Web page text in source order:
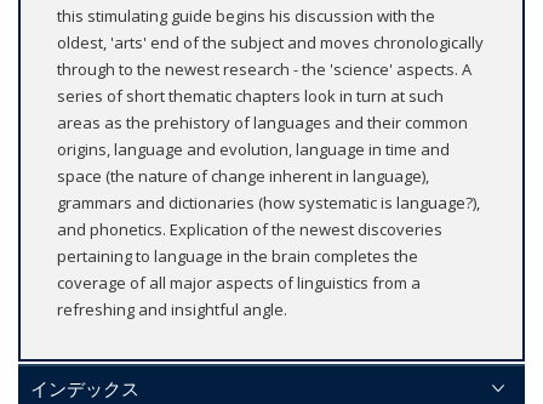
this stimulating guide begins his discussion with the
oldest, 'arts' end of the subject and moves chronologically
through to the newest research - the 'science' aspects. A
series of short thematic chapters look in turn at such
areas as the prehistory of languages and their common
origins, language and evolution, language in time and
space (the nature of change inherent in language),
grammars and dictionaries (how systematic is language?),
and phonetics. Explication of the newest discoveries
pertaining to language in the brain completes the
coverage of all major aspects of linguistics from a
refreshing and insightful angle.
インデックス